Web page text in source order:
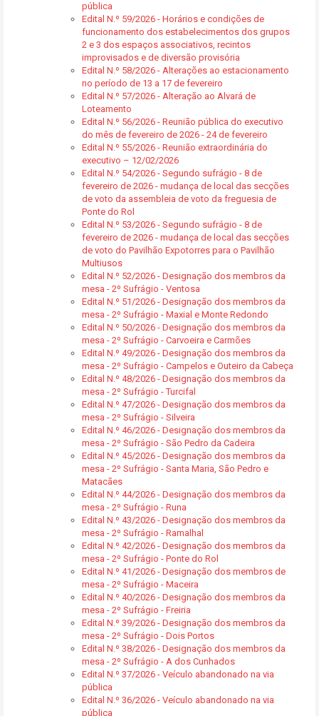
pública
Edital N.º 59/2026 - Horários e condições de
funcionamento dos estabelecimentos dos grupos
2 e 3 dos espaços associativos, recintos
improvisados e de diversão provisória
Edital N.º 58/2026 - Alterações ao estacionamento
no período de 13 a 17 de fevereiro
Edital N.º 57/2026 - Alteração ao Alvará de
Loteamento
Edital N.º 56/2026 - Reunião pública do executivo
do mês de fevereiro de 2026 - 24 de fevereiro
Edital N.º 55/2026 - Reunião extraordinária do
executivo – 12/02/2026
Edital N.º 54/2026 - Segundo sufrágio - 8 de
fevereiro de 2026 - mudança de local das secções
de voto da assembleia de voto da freguesia de
Ponte do Rol
Edital N.º 53/2026 - Segundo sufrágio - 8 de
fevereiro de 2026 - mudança de local das secções
de voto do Pavilhão Expotorres para o Pavilhão
Multiusos
Edital N.º 52/2026 - Designação dos membros da
mesa - 2º Sufrágio - Ventosa
Edital N.º 51/2026 - Designação dos membros da
mesa - 2º Sufrágio - Maxial e Monte Redondo
Edital N.º 50/2026 - Designação dos membros da
mesa - 2º Sufrágio - Carvoeira e Carmões
Edital N.º 49/2026 - Designação dos membros da
mesa - 2º Sufrágio - Campelos e Outeiro da Cabeça
Edital N.º 48/2026 - Designação dos membros da
mesa - 2º Sufrágio - Turcifal
Edital N.º 47/2026 - Designação dos membros da
mesa - 2º Sufrágio - Silveira
Edital N.º 46/2026 - Designação dos membros da
mesa - 2º Sufrágio - São Pedro da Cadeira
Edital N.º 45/2026 - Designação dos membros da
mesa - 2º Sufrágio - Santa Maria, São Pedro e
Matacães
Edital N.º 44/2026 - Designação dos membros da
mesa - 2º Sufrágio - Runa
Edital N.º 43/2026 - Designação dos membros da
mesa - 2º Sufrágio - Ramalhal
Edital N.º 42/2026 - Designação dos membros da
mesa - 2º Sufrágio - Ponte do Rol
Edital N.º 41/2026 - Designação dos membros de
mesa - 2º Sufrágio - Maceira
Edital N.º 40/2026 - Designação dos membros da
mesa - 2º Sufrágio - Freiria
Edital N.º 39/2026 - Designação dos membros da
mesa - 2º Sufrágio - Dois Portos
Edital N.º 38/2026 - Designação dos membros da
mesa - 2º Sufrágio - A dos Cunhados
Edital N.º 37/2026 - Veículo abandonado na via
pública
Edital N.º 36/2026 - Veículo abandonado na via
pública